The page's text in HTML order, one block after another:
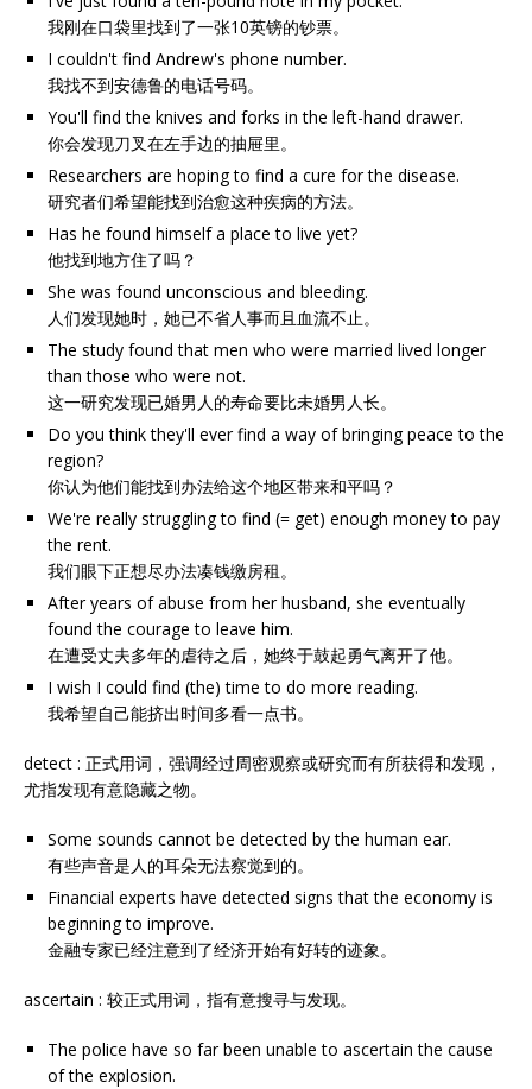
我刚在口袋里找到了一张10英镑的钞票。
I couldn't find Andrew's phone number.
我找不到安德鲁的电话号码。
You'll find the knives and forks in the left-hand drawer.
你会发现刀叉在左手边的抽屉里。
Researchers are hoping to find a cure for the disease.
研究者们希望能找到治愈这种疾病的方法。
Has he found himself a place to live yet?
他找到地方住了吗？
She was found unconscious and bleeding.
人们发现她时，她已不省人事而且血流不止。
The study found that men who were married lived longer
than those who were not.
这一研究发现已婚男人的寿命要比未婚男人长。
Do you think they'll ever find a way of bringing peace to the
region?
你认为他们能找到办法给这个地区带来和平吗？
We're really struggling to find (= get) enough money to pay
the rent.
我们眼下正想尽办法凑钱缴房租。
After years of abuse from her husband, she eventually
found the courage to leave him.
在遭受丈夫多年的虐待之后，她终于鼓起勇气离开了他。
I wish I could find (the) time to do more reading.
我希望自己能挤出时间多看一点书。
detect : 正式用词，强调经过周密观察或研究而有所获得和发现，
尤指发现有意隐藏之物。
Some sounds cannot be detected by the human ear.
有些声音是人的耳朵无法察觉到的。
Financial experts have detected signs that the economy is
beginning to improve.
金融专家已经注意到了经济开始有好转的迹象。
ascertain : 较正式用词，指有意搜寻与发现。
The police have so far been unable to ascertain the cause
of the explosion.